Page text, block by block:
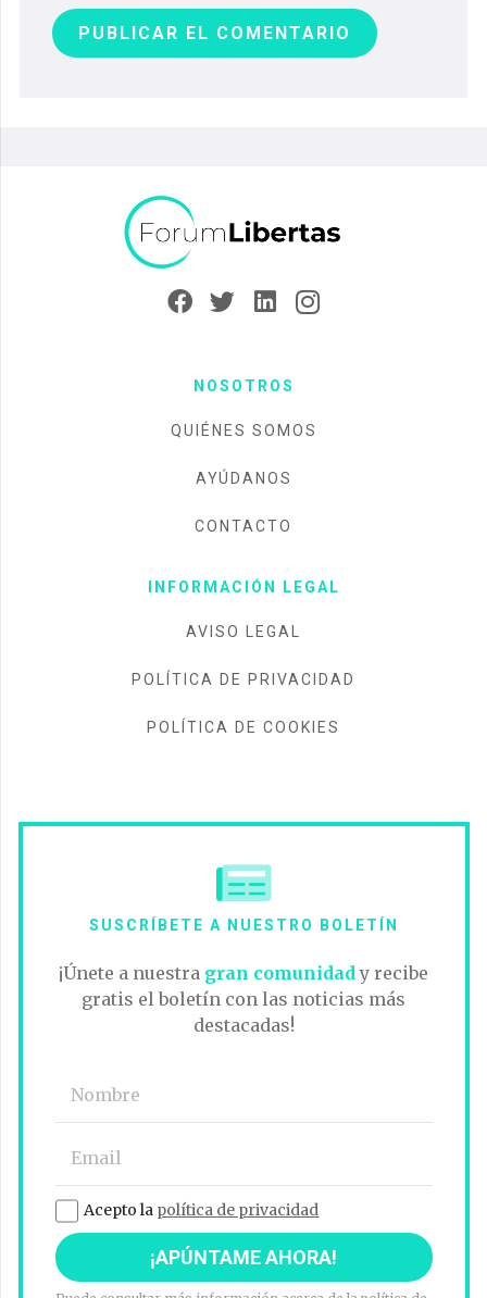
PUBLICAR EL COMENTARIO
NOSOTROS
QUIÉNES SOMOS
AYÚDANOS
CONTACTO
INFORMACIÓN LEGAL
AVISO LEGAL
POLÍTICA DE PRIVACIDAD
POLÍTICA DE COOKIES
SUSCRÍBETE A NUESTRO BOLETÍN
¡Únete a nuestra gran comunidady recibe
gratis el boletín con las noticias más
destacadas!
Acepto la política de privacidad